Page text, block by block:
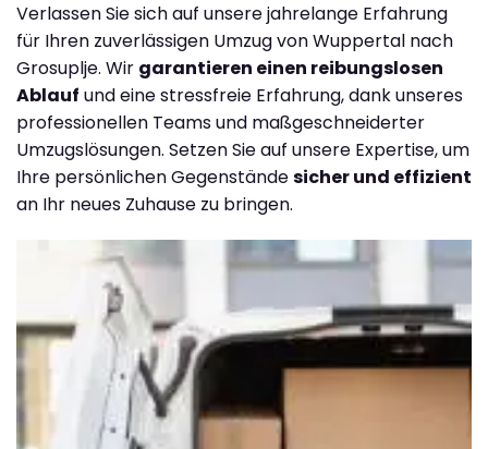
Verlassen Sie sich auf unsere jahrelange Erfahrung
für Ihren zuverlässigen Umzug von Wuppertal nach
Grosuplje. Wir garantieren einen reibungslosen
Ablauf und eine stressfreie Erfahrung, dank unseres
professionellen Teams und maßgeschneiderter
Umzugslösungen. Setzen Sie auf unsere Expertise, um
Ihre persönlichen Gegenständesicher und effizient
an Ihr neues Zuhause zu bringen.